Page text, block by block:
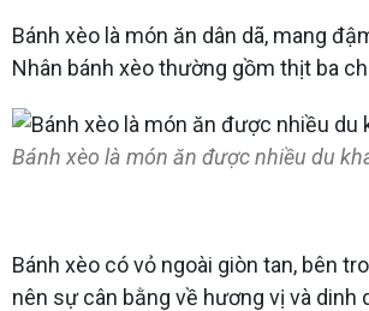
Bánh xèo là món ăn dân dã, mang
Nhân bánh xèo thường gồm thịt ba
Bánh xèo là món ăn được nhiều du
Bánh xèo có vỏ ngoài giòn tan, bên
nên sự cân bằng về hương vị và dinh